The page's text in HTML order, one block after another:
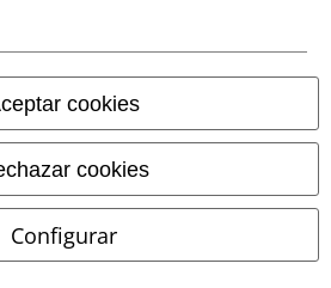
cookies
cookies
Configurar
del medioambiente